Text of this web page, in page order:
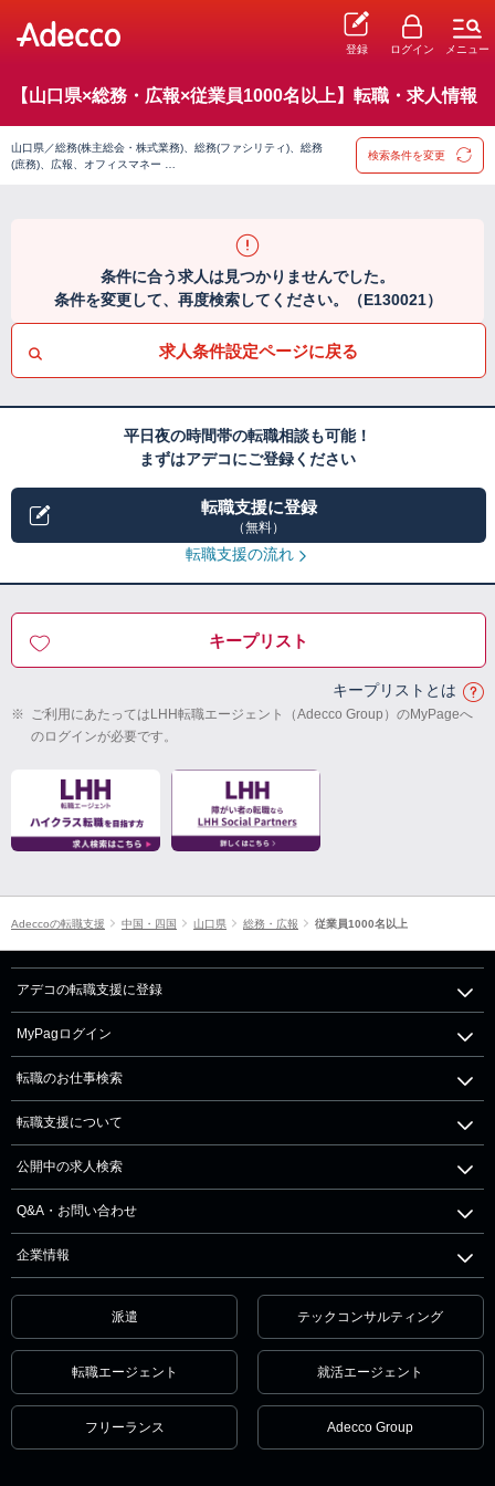
登録 ログイン メニュー
【山口県×総務・広報×従業員1000名以上】転職・求人情報
山口県／総務(株主総会・株式業務)、総務(ファシリティ)、総務
(庶務)、広報、オフィスマネー …
検索条件を変更
条件に合う求人は見つかりませんでした。
条件を変更して、再度検索してください。（E130021）
求人条件設定ページに戻る
平日夜の時間帯の転職相談も可能！
まずはアデコにご登録ください
転職支援に登録
（無料）
転職支援の流れ
キープリスト
キープリストとは
※ ご利用にあたってはLHH転職エージェント（Adecco Group）のMyPageへ
のログインが必要です。
Adeccoの転職支援 中国・四国 山口県 総務・広報 従業員1000名以上
アデコの転職支援に登録
MyPagログイン
転職のお仕事検索
転職支援について
公開中の求人検索
Q&A・お問い合わせ
企業情報
派遣 テックコンサルティング
転職エージェント 就活エージェント
フリーランス Adecco Group